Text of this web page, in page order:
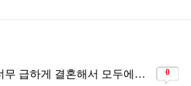
“속도위반 이죠?” 너무 급하게 결혼해서 모두에게 의심 받았던 스타 0